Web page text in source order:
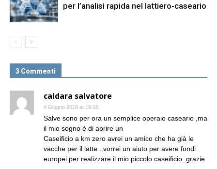
per l’analisi rapida nel lattiero-caseario
3 Commenti
caldara salvatore
4 Giugno 2018 at 19:16
Salve sono per ora un semplice operaio caseario ,ma
il mio sogno è di aprire un
Caseificio a km zero avrei un amico che ha già le
vacche per il latte ..vorrei un aiuto per avere fondi
europei per realizzare il mio piccolo caseificio. grazie